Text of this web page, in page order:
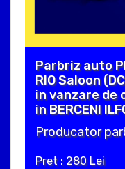
Parbriz auto
RIO Saloon
in vanzare de
in BERCENI
Producator
Pret : 280 Lei